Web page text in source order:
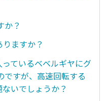
か？
ますか？
ているベベルギヤにグ
ですが、高速回転する
いでしょうか？